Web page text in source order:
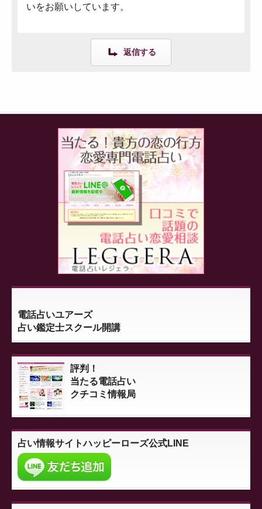
いをお願いしています。
返信する
電話占いユアーズ
占い鑑定士スクール開講
評判！
当たる電話占い
クチコミ情報局
占い情報サイトハッピーローズ公式LINE